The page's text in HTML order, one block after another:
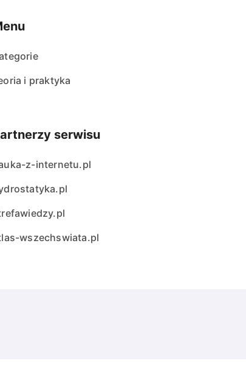
i praktyka
serwisu
z-internetu.pl
wszechswiata.pl